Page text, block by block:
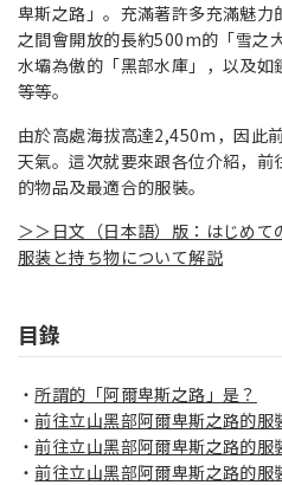
卑斯之路」。充滿著許多充滿魅
之間會開放的長約500m的「雪之
水壩為傲的「黑部水庫」，以及如
等等。
由於高處海拔高達2,450m，因此
天氣。這次就要來跟各位介紹，
的物品及最適合的服裝。
＞＞日文（日本語）版：はじめて
服装と持ち物について解説
目錄
所謂的「阿爾卑斯之路」是？
前往立山黑部阿爾卑斯之路的服
前往立山黑部阿爾卑斯之路的服
前往立山黑部阿爾卑斯之路的服